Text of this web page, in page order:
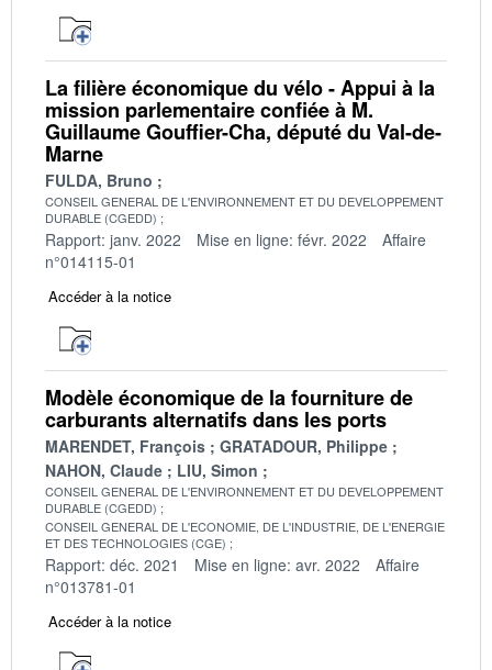
La filière économique du vélo - Appui à la
mission parlementaire confiée à M.
Guillaume Gouffier-Cha, député du Val-de-
Marne
FULDA, Bruno
CONSEIL GENERAL DE L'ENVIRONNEMENT ET DU DEVELOPPEMENT
DURABLE (CGEDD)
Rapport: janv. 2022 Mise en ligne: févr. 2022
Affaire
n°014115-01
Accéder à la notice
Modèle économique de la fourniture de
carburants alternatifs dans les ports
MARENDET, François
GRATADOUR, Philippe
NAHON, Claude
LIU, Simon
CONSEIL GENERAL DE L'ENVIRONNEMENT ET DU DEVELOPPEMENT
DURABLE (CGEDD)
CONSEIL GENERAL DE L'ECONOMIE, DE L'INDUSTRIE, DE L'ENERGIE
ET DES TECHNOLOGIES (CGE)
Rapport: déc. 2021 Mise en ligne: avr. 2022
Affaire
n°013781-01
Accéder à la notice